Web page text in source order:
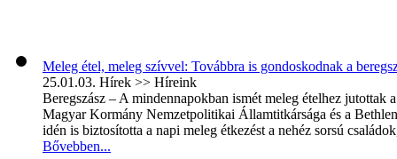
Meleg étel, meleg szívvel: Továbbra is gondoskodnak a
25.01.03. Hírek >> Híreink
Beregszász – A mindennapokban ismét meleg ételhez jutottak
Magyar Kormány Nemzetpolitikai Államtitkársága és a
idén is biztosította a napi meleg étkezést a nehéz sorsú
Bővebben...